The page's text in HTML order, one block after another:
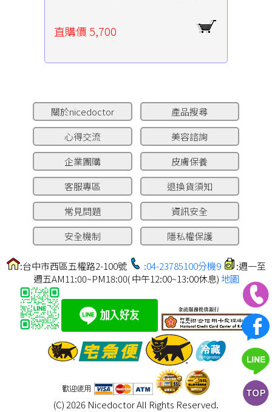
直購價 5,700
關於nicedoctor
產品搜尋
心得交流
美容諮詢
企業團購
皮膚保養
客服專區
退換貨須知
常見問題
資訊安全
安全機制
隱私權保護
:台中市西區五權路2-100號 :04-23785100分機9
:週一至
週五AM11:00~PM18:00( 中午12:00~13:00休息) 地圖
(C) 2026 Nicedoctor All Rights Reserved.